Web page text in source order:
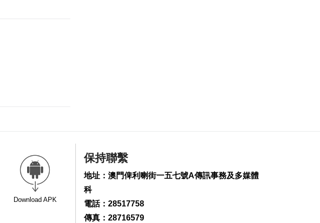
223
0
Download APK
保持聯繫
地址：澳門俾利喇街一五七號A傳訊事務及多媒體
科
電話：28517758
傳真：28716579